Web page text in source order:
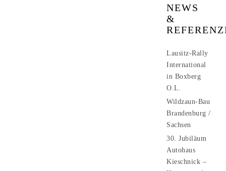
NEWS
&
Lausitz-Rally
International
in Boxberg
O.L.
Wildzaun-Bau
Brandenburg /
Sachsen
30. Jubiläum
Autohaus
Kieschnick –